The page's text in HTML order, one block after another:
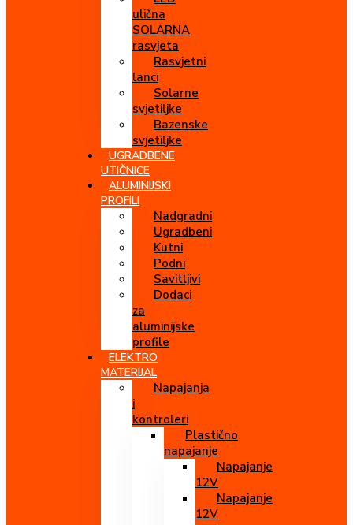
ulična
SOLARNA
rasvjeta
Rasvjetni
lanci
Solarne
svjetiljke
Bazenske
svjetiljke
UGRADBENE
UTIČNICE
ALUMINIJSKI
PROFILI
Nadgradni
Ugradbeni
Kutni
Podni
Savitljivi
Dodaci
za
aluminijske
profile
ELEKTRO
MATERIJAL
Napajanja
i
kontroleri
Plastično
napajanje
Napajanje
12V
Napajanje
12V